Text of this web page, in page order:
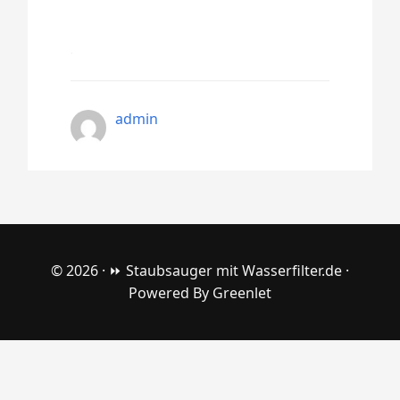
admin
© 2026 · ⏩ Staubsauger mit Wasserfilter.de ·
Powered By Greenlet